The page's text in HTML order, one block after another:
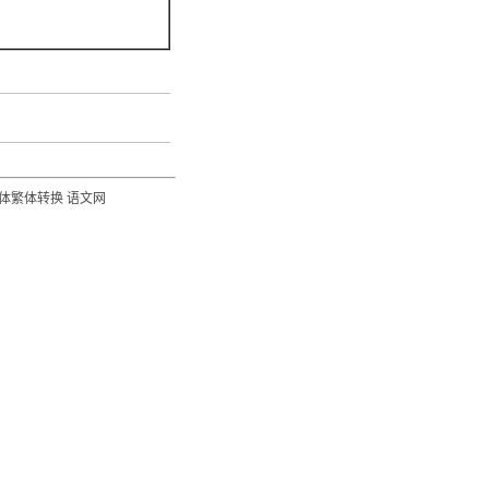
繁体转换 语文网